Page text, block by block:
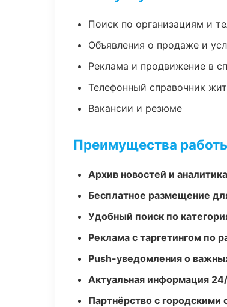
Поиск по организациям и
Объявления о продаже и
Реклама и продвижение в
Телефонный справочник
Вакансии и резюме
Преимущества
Архив новостей и аналитика
Бесплатное размещение
Удобный поиск по
Реклама с таргетингом по
Push-уведомления о
Актуальная информация
Партнёрство с городскими